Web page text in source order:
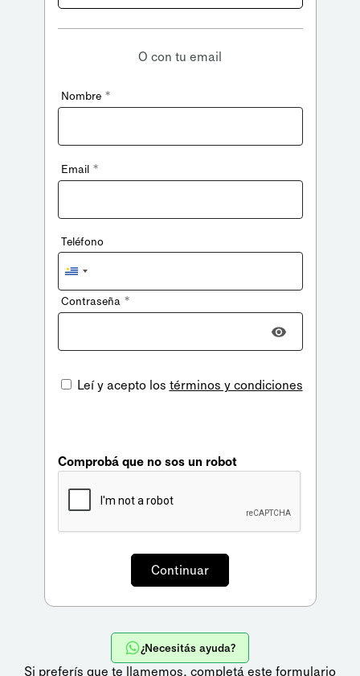
O con tu email
Nombre *
Email *
Teléfono
Uruguay
+598
Contraseña *
Leí y acepto los términos y condiciones
Comprobá que no sos un robot
¿Necesitás ayuda?
Si preferís que te llamemos, completá este formulario